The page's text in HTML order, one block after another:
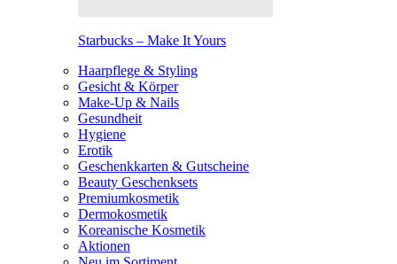
Starbucks – Make It Yours
Haarpflege & Styling
Gesicht & Körper
Make-Up & Nails
Gesundheit
Hygiene
Erotik
Geschenkkarten & Gutscheine
Beauty Geschenksets
Premiumkosmetik
Dermokosmetik
Koreanische Kosmetik
Aktionen